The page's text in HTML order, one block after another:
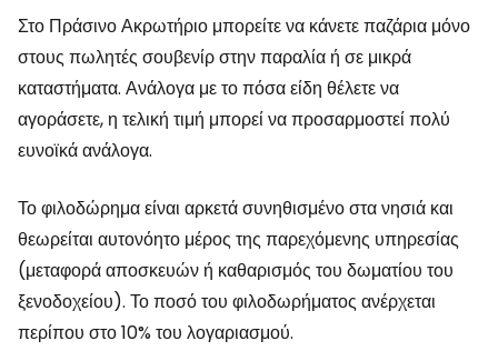
Στο Πράσινο Ακρωτήριο μπορείτε να κάνετε παζάρια μόνο
στους πωλητές σουβενίρ στην παραλία ή σε μικρά
καταστήματα. Ανάλογα με το πόσα είδη θέλετε να
αγοράσετε, η τελική τιμή μπορεί να προσαρμοστεί πολύ
ευνοϊκά ανάλογα.
Το φιλοδώρημα είναι αρκετά συνηθισμένο στα νησιά και
θεωρείται αυτονόητο μέρος της παρεχόμενης υπηρεσίας
(μεταφορά αποσκευών ή καθαρισμός του δωματίου του
ξενοδοχείου). Το ποσό του φιλοδωρήματος ανέρχεται
περίπου στο 10% του λογαριασμού.